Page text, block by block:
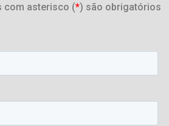
com asterisco (*) são obrigatórios